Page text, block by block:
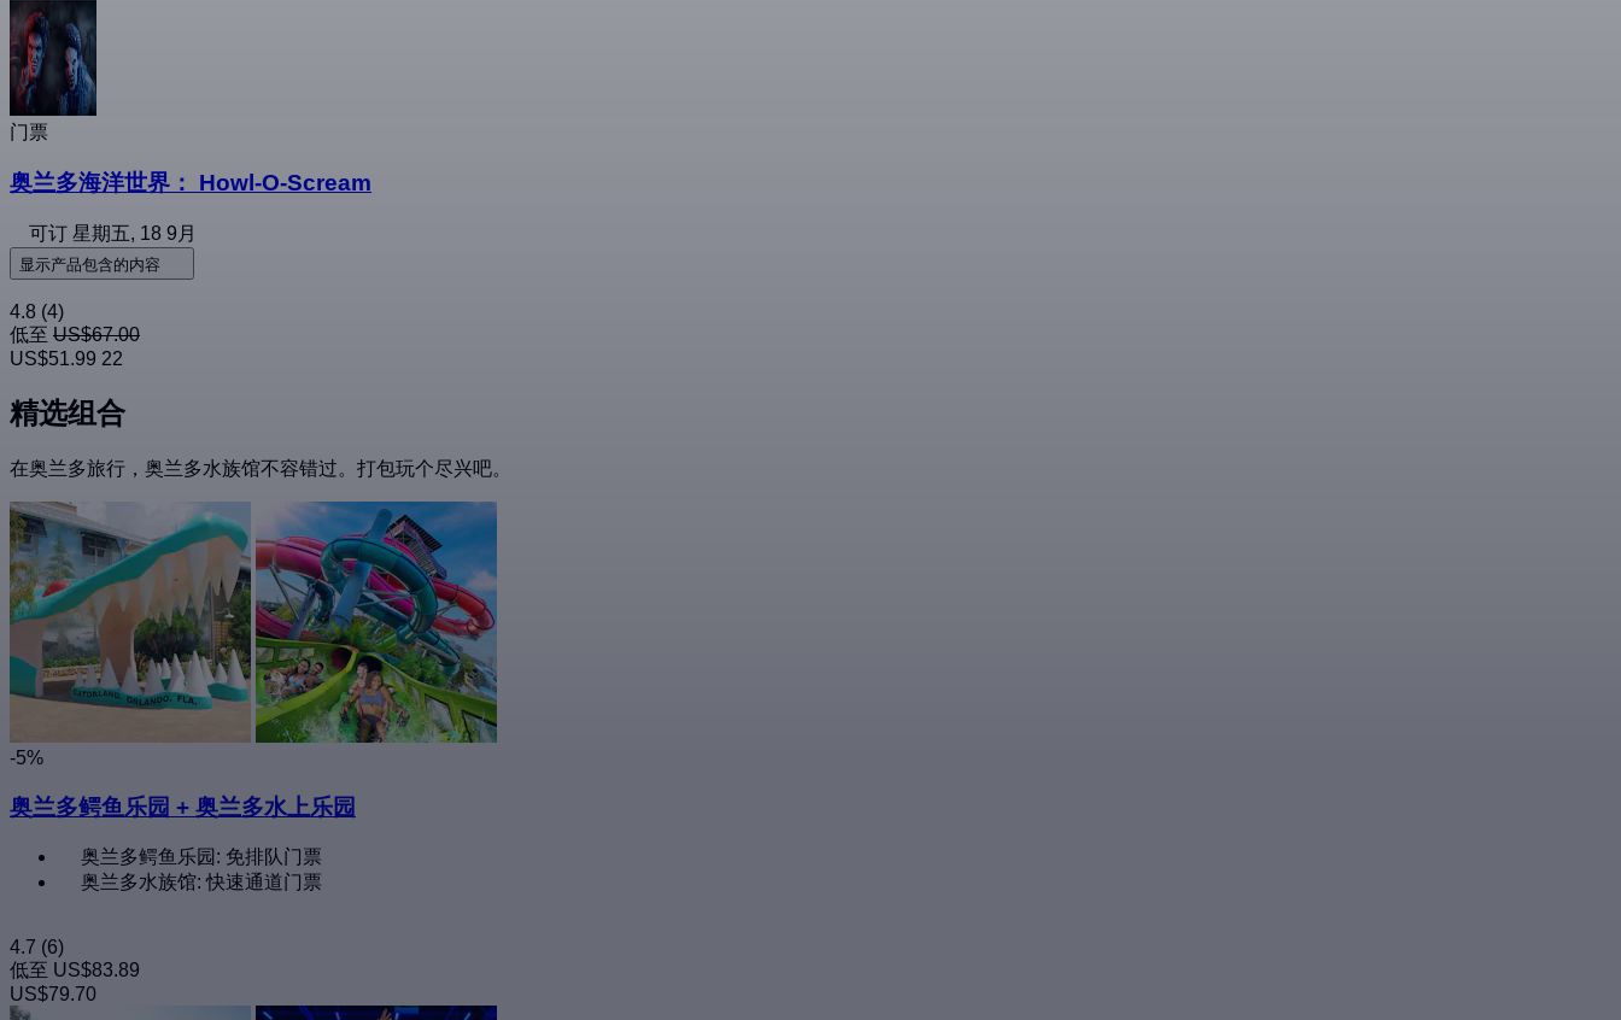
门票
奥兰多海洋世界： Howl-O-Scream
可订 星期五, 18 9月
显示产品包含的内容
4.8 (4)
低至 US$67.00
US$51.99 22
精选组合
在奥兰多旅行，奥兰多水族馆不容错过。打包玩个尽兴吧。
-5%
奥兰多鳄鱼乐园 + 奥兰多水上乐园
奥兰多鳄鱼乐园: 免排队门票
奥兰多水族馆: 快速通道门票
4.7 (6)
低至 US$83.89
US$79.70